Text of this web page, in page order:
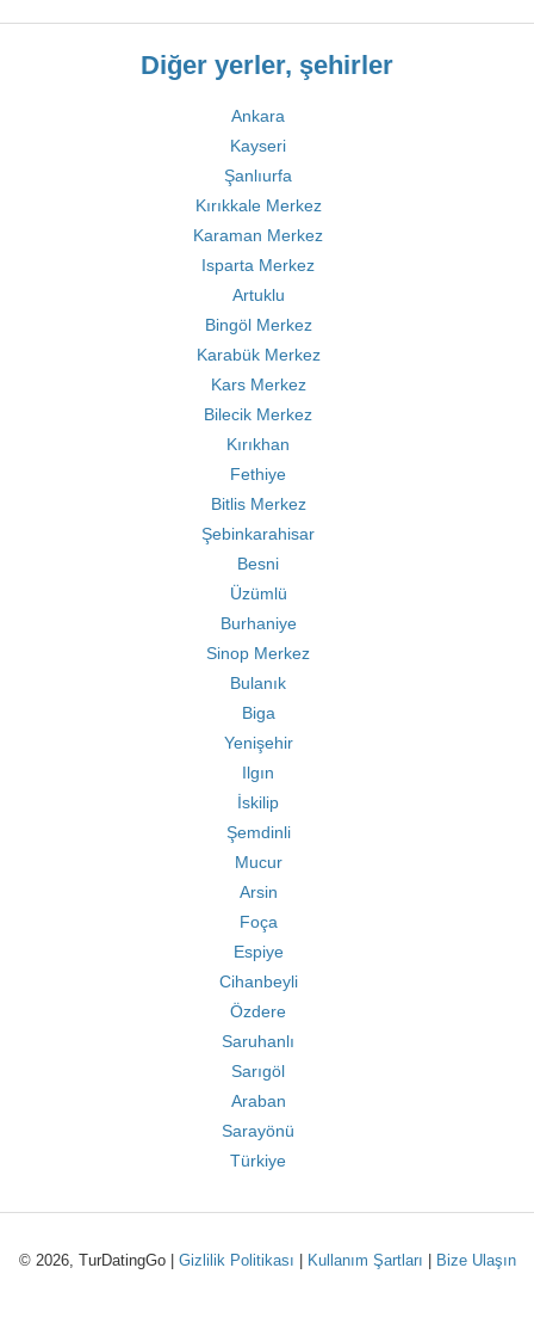
Diğer yerler, şehirler
Ankara
Kayseri
Şanlıurfa
Kırıkkale Merkez
Karaman Merkez
Isparta Merkez
Artuklu
Bingöl Merkez
Karabük Merkez
Kars Merkez
Bilecik Merkez
Kırıkhan
Fethiye
Bitlis Merkez
Şebinkarahisar
Besni
Üzümlü
Burhaniye
Sinop Merkez
Bulanık
Biga
Yenişehir
Ilgın
İskilip
Şemdinli
Mucur
Arsin
Foça
Espiye
Cihanbeyli
Özdere
Saruhanlı
Sarıgöl
Araban
Sarayönü
Türkiye
© 2026, TurDatingGo | Gizlilik Politikası Kullanım Şartları Bize Ulaşın